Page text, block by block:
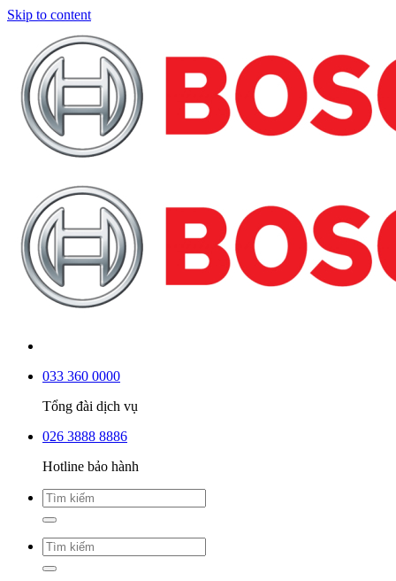
Skip to content
033 360 0000
Tổng đài dịch vụ
026 3888 8886
Hotline bảo hành